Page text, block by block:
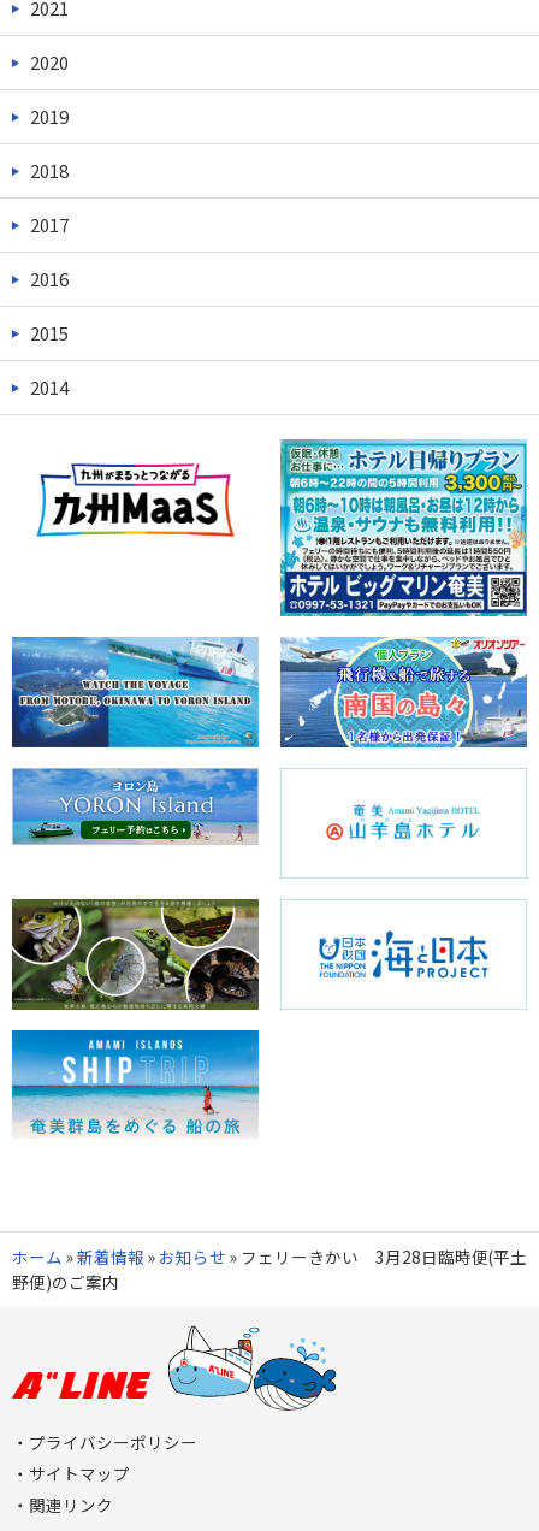
2021
2020
2019
2018
2017
2016
2015
2014
ホーム »新着情報 » お知らせ » フェリーきかい 3月28日臨時便(平土
野便)のご案内
プライバシーポリシー
サイトマップ
関連リンク